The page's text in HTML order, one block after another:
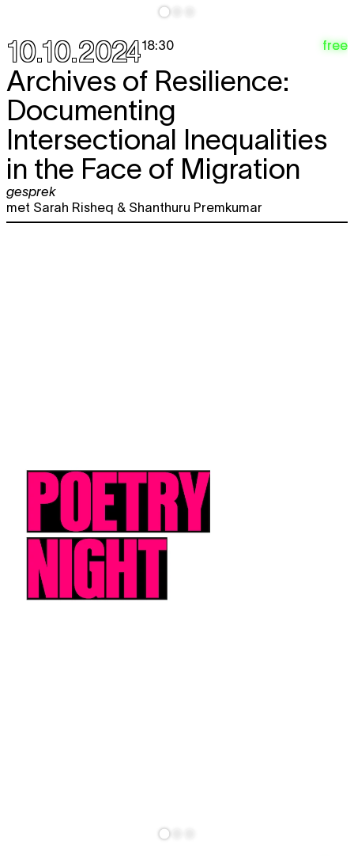
10.10.202418:30 free
Archives of Resilience:
Documenting
Intersectional Inequalities
in the Face of Migration
gesprek
met Sarah Risheq & Shanthuru Premkumar